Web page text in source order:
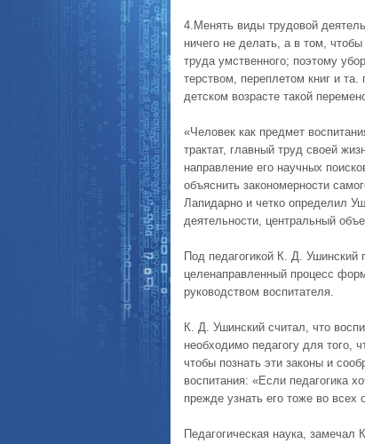
4.Менять виды трудовой
ничего не делать, а в том,
труда умственного; поэ­тому
терством, переплетом книг и
детском возрасте такой
«Человек как предмет
трактат, главный труд своей
направление его научных
объяснить закономерности
Лапидарно и четко определил
деятельности, центральный
Под педагогикой К. Д. Ушинский
целенаправленный процесс
руководством воспитателя.
К. Д. Ушинский считал, что
необходимо педа­гогу для того,
чтобы познать эти законы и
воспитания: «Если педагогика
прежде узнать его тоже во всех
Педагогическая наука,